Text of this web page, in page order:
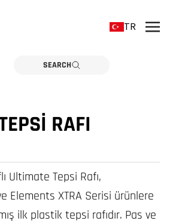
SEARCH
TR
RAFI
Ultimate Tepsi Rafı,
Elements XTRA Serisi ürünlere
ilk plastik tepsi rafıdır. Pas ve